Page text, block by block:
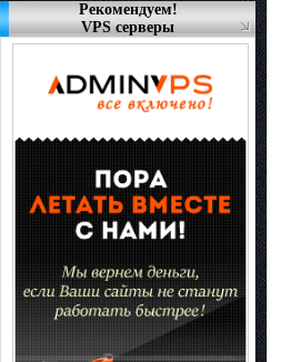
Рекомендуем!
VPS серверы